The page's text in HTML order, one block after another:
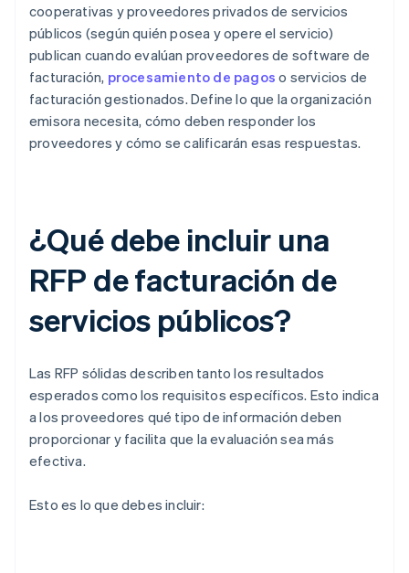
cooperativas y proveedores privados de servicios
públicos (según quién posea y opere el servicio)
publican cuando evalúan proveedores de software de
facturación, procesamiento de pagos o servicios de
facturación gestionados. Define lo que la organización
emisora necesita, cómo deben responder los
proveedores y cómo se calificarán esas respuestas.
¿Qué debe incluir una
RFP de facturación de
servicios públicos?
Las RFP sólidas describen tanto los resultados
esperados como los requisitos específicos. Esto indica
a los proveedores qué tipo de información deben
proporcionar y facilita que la evaluación sea más
efectiva.
Esto es lo que debes incluir: